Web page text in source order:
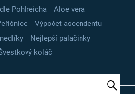
Pohlreicha
Aloe vera
Výpočet ascendentu
Nejlepší palačinky
koláč